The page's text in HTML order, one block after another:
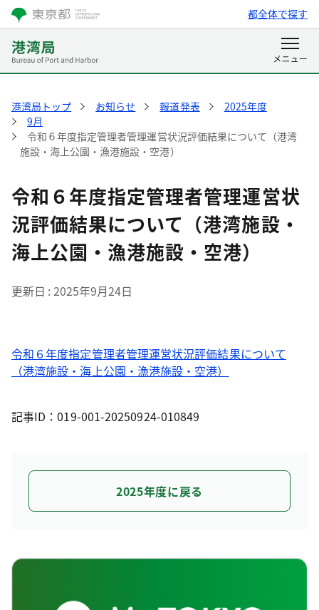
都全体で探す
港湾局トップ お知らせ 報道発表
2025年度
9月
令和６年度指定管理者管理運営状況評価結果について（港湾
施設・海上公園・漁港施設・空港）
令和６年度指定管理者管理運営状
況評価結果について（港湾施設・
海上公園・漁港施設・空港）
更新日 2025年9月24日
令和６年度指定管理者管理運営状況評価結果について
（港湾施設・海上公園・漁港施設・空港）
記事ID：019-001-20250924-010849
2025年度に戻る